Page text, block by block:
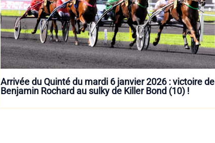
Arrivée du Quinté du mardi 6 janvier 2026 : victoire de
Benjamin Rochard au sulky de Killer Bond (10) !